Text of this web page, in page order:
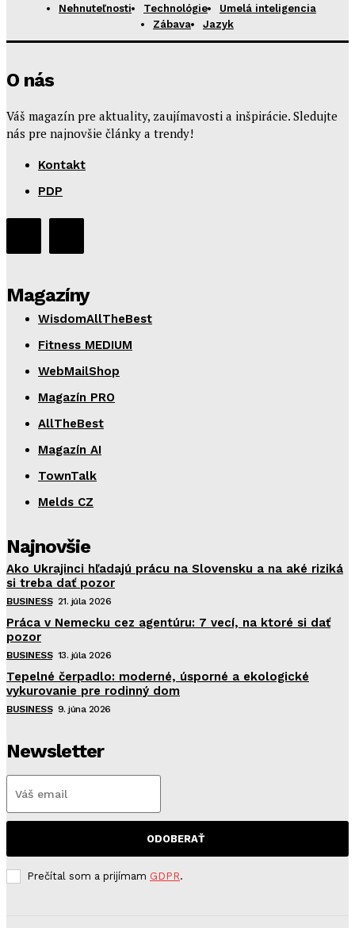
Nehnuteľnosti
Technológie
Umelá inteligencia
Zábava
Jazyk
O nás
Váš magazín pre aktuality, zaujímavosti a inšpirácie. Sledujte
nás pre najnovšie články a trendy!
Kontakt
PDP
Magazíny
WisdomAllTheBest
Fitness MEDIUM
WebMailShop
Magazín PRO
AllTheBest
Magazín AI
TownTalk
Melds CZ
Najnovšie
Ako Ukrajinci hľadajú prácu na Slovensku a na aké riziká
si treba dať pozor
BUSINESS 21. júla 2026
Práca v Nemecku cez agentúru: 7 vecí, na ktoré si dať
pozor
BUSINESS 13. júla 2026
Tepelné čerpadlo: moderné, úsporné a ekologické
vykurovanie pre rodinný dom
BUSINESS 9. júna 2026
Newsletter
ODOBERAŤ
Prečítal som a prijímam GDPR.